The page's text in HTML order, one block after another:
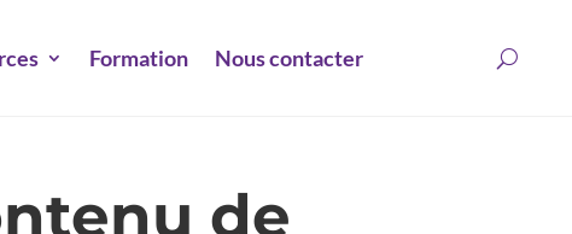
Formation Nous contacter
de